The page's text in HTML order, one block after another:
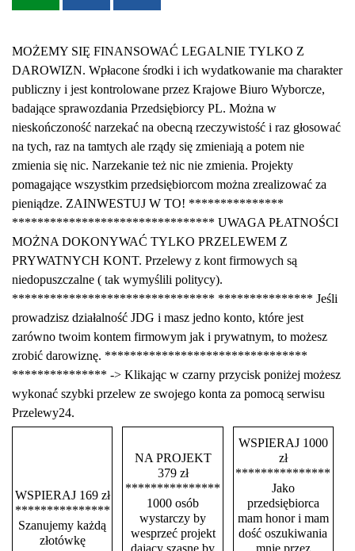
MOŻEMY SIĘ FINANSOWAĆ LEGALNIE TYLKO Z
DAROWIZN. Wpłacone środki i ich wydatkowanie ma charakter
publiczny i jest kontrolowane przez Krajowe Biuro Wyborcze,
badające sprawozdania Przedsiębiorcy PL. Można w
nieskończoność narzekać na obecną rzeczywistość i raz głosować
na tych, raz na tamtych ale rządy się zmieniają a potem nie
zmienia się nic. Narzekanie też nic nie zmienia. Projekty
pomagające wszystkim przedsiębiorcom można zrealizować za
pieniądze. ZAINWESTUJ W TO! ***************
******************************** UWAGA PŁATNOŚCI
MOŻNA DOKONYWAĆ TYLKO PRZELEWEM Z
PRYWATNYCH KONT. Przelewy z kont firmowych są
niedopuszczalne ( tak wymyślili politycy).
******************************** *************** Jeśli
prowadzisz działalność JDG i masz jedno konto, które jest
zarówno twoim kontem firmowym jak i prywatnym, to możesz
zrobić darowiznę. ********************************
*************** -> Klikając w czarny przycisk poniżej możesz
wykonać szybki przelew ze swojego konta za pomocą serwisu
Przelewy24.
WSPIERAJ 169 zł
***************
Szanujemy każdą
złotówkę
NA PROJEKT
379 zł
***************
1000 osób
wystarczy by
wesprzeć projekt
dający szasnę by
WSPIERAJ 1000
zł
***************
Jako
przedsiębiorca
mam honor i mam
dość oszukiwania
mnie przez